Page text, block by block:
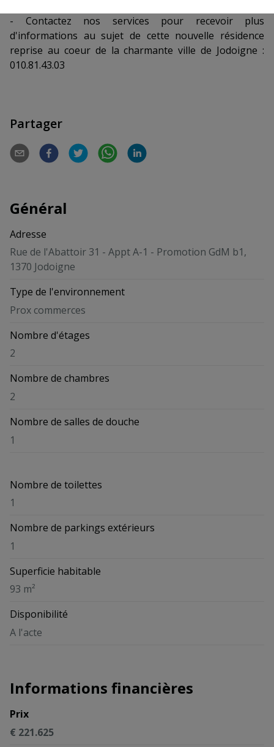
- Contactez nos services pour recevoir plus
d'informations au sujet de cette nouvelle résidence
reprise au coeur de la charmante ville de Jodoigne :
010.81.43.03
Partager
Général
Adresse
Rue de l'Abattoir 31 - Appt A-1 - Promotion GdM b1,
1370 Jodoigne
Type de l'environnement
Prox commerces
Nombre d'étages
2
Nombre de chambres
2
Nombre de salles de douche
1
Nombre de toilettes
1
Nombre de parkings extérieurs
1
Superficie habitable
93 m²
Disponibilité
A l'acte
Informations financières
Prix
€ 221.625